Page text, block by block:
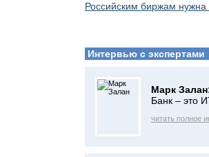
Российским биржам нужна
Интервью с экспертами
Марк
Банк – это
читать полное